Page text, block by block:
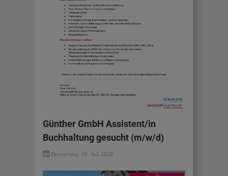
Günther GmbH Assistent/in
Buchhaltung gesucht (m/w/d)
Donnerstag, 09. Juli 2026